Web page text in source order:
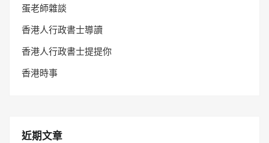
蛋老師雜談
香港人行政書士導讀
香港人行政書士提提你
香港時事
近期文章